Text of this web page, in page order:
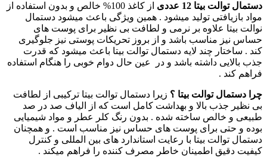
دستمال توالت بیتا 12 عددی
از کاغذ 100% خالص و بدون استفاده از
مواد بازیافتی تولید میشود . همین ویژگی باعث میشود دستمال
نوالت بیتا علاوه بر نرمی و لطافت بی نظیر برای پوست های
حساس نیز مناسب باشد و از بروز تحریکات پوستی نیز جلوگیری
کند . ساختار چند لایه دستمال توالت بیتا باعث میشود که قدرت
جذب بالایی داشته باشد و در عین حال دوام خوبی را هنگام استفاده
فراهم کند .
چرا دستمال توالت بیتا ؟ زیرا دستمال توالت بیتا ترکیبی از لطافت
بی نظیر جذب بالا و بهداشت کامل است که از الیاف صد در صد
طبیعی و خالص ساخته شده . بدون رنگ کلر عطر و مواد شیمیایی
بوده و حتی برای پوست های حساس نیز مناسب است . و همچنان
دستمال توالت بیتا با رعایت استاندارد های بین المللی و کنترل
کیفیت دقیق اطمینان خاطر مصرف کننده را فراهم میکند .